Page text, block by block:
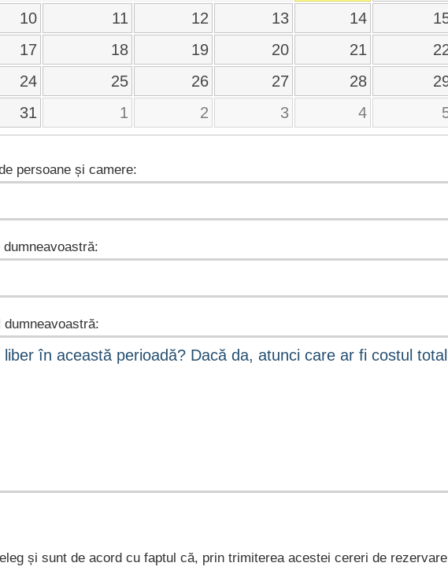
10
11 12 13 14
17
18 19 20 21
24
25 26 27 28
31
1 2 3 4
persoane și camere:
dumneavoastră:
dumneavoastră:
și sunt de acord cu faptul că, prin trimiterea acestei cereri de